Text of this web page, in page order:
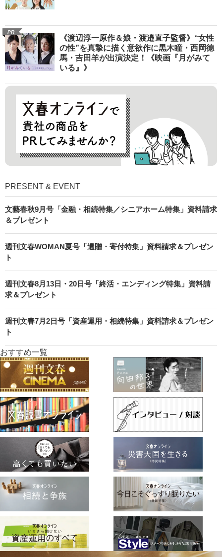
PR
《渡辺淳一原作＆娘・渡邉直子監督》“女性
の性”を真摯に描く意欲作に黒木瞳・西岡德
馬・吉田羊が出演決定！《映画『月がみて
いる』》
PRESENT & EVENT
文藝春秋9月号「金融・相続特集／シニアホーム特集」資料請求
＆プレゼント
週刊文春WOMAN夏号「遺贈・寄付特集」資料請求＆プレゼン
ト
週刊文春8月13日・20日号「終活・エンディング特集」資料請
求＆プレゼント
週刊文春7月2日号「資産運用・相続特集」資料請求＆プレゼン
ト
おすすめ一覧